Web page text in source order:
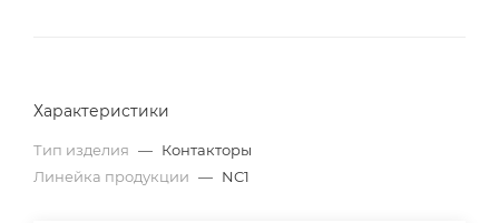
Характеристики
Тип изделия — Контакторы
Линейка продукции — NC1